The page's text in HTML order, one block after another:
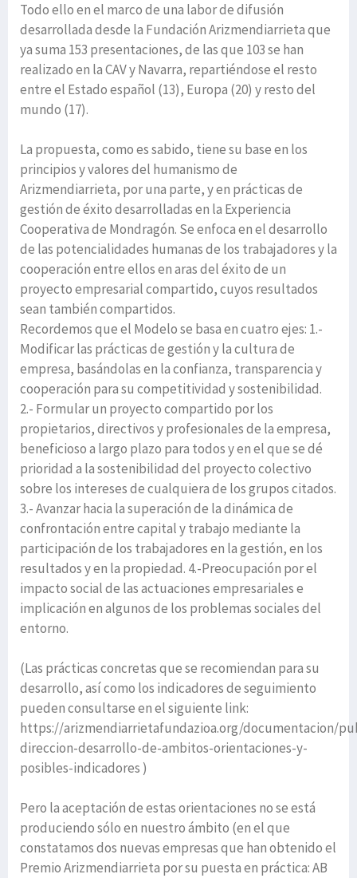
Todo ello en el marco de una labor de difusión
desarrollada desde la Fundación Arizmendiarrieta que
ya suma 153 presentaciones, de las que 103 se han
realizado en la CAV y Navarra, repartiéndose el resto
entre el Estado español (13), Europa (20) y resto del
mundo (17).
La propuesta, como es sabido, tiene su base en los
principios y valores del humanismo de
Arizmendiarrieta, por una parte, y en prácticas de
gestión de éxito desarrolladas en la Experiencia
Cooperativa de Mondragón. Se enfoca en el desarrollo
de las potencialidades humanas de los trabajadores y la
cooperación entre ellos en aras del éxito de un
proyecto empresarial compartido, cuyos resultados
sean también compartidos.
Recordemos que el Modelo se basa en cuatro ejes: 1.-
Modificar las prácticas de gestión y la cultura de
empresa, basándolas en la confianza, transparencia y
cooperación para su competitividad y sostenibilidad.
2.- Formular un proyecto compartido por los
propietarios, directivos y profesionales de la empresa,
beneficioso a largo plazo para todos y en el que se dé
prioridad a la sostenibilidad del proyecto colectivo
sobre los intereses de cualquiera de los grupos citados.
3.- Avanzar hacia la superación de la dinámica de
confrontación entre capital y trabajo mediante la
participación de los trabajadores en la gestión, en los
resultados y en la propiedad. 4.-Preocupación por el
impacto social de las actuaciones empresariales e
implicación en algunos de los problemas sociales del
entorno.
(Las prácticas concretas que se recomiendan para su
desarrollo, así como los indicadores de seguimiento
pueden consultarse en el siguiente link:
https://arizmendiarrietafundazioa.org/documentacion/
direccion-desarrollo-de-ambitos-orientaciones-y-
posibles-indicadores )
Pero la aceptación de estas orientaciones no se está
produciendo sólo en nuestro ámbito (en el que
constatamos dos nuevas empresas que han obtenido el
Premio Arizmendiarrieta por su puesta en práctica: AB